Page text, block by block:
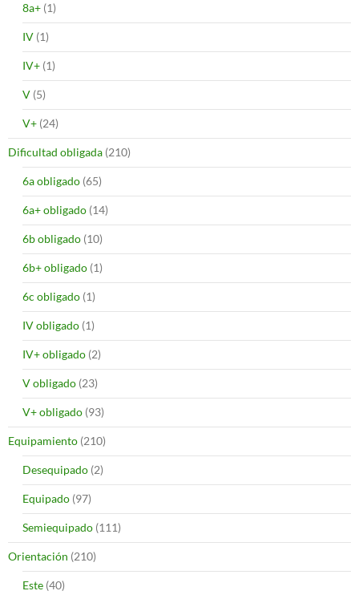
8a+ (1)
IV (1)
IV+ (1)
V (5)
V+ (24)
Dificultad obligada (210)
6a obligado (65)
6a+ obligado (14)
6b obligado (10)
6b+ obligado (1)
6c obligado (1)
IV obligado (1)
IV+ obligado (2)
V obligado (23)
V+ obligado (93)
Equipamiento (210)
Desequipado (2)
Equipado (97)
Semiequipado (111)
Orientación (210)
Este (40)